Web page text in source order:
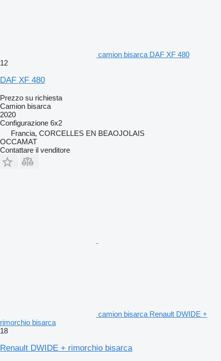
camion bisarca DAF XF 480
12
DAF XF 480
Prezzo su richiesta
Camion bisarca
2020
Configurazione 6x2
Francia, CORCELLES EN BEAOJOLAIS
OCCAMAT
Contattare il venditore
camion bisarca Renault DWIDE +
rimorchio bisarca
18
Renault DWIDE + rimorchio bisarca